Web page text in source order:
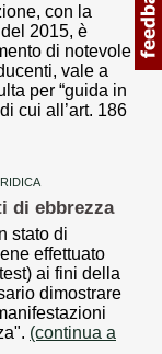
con la
2015, è
di notevole
vale a
per “guida in
cui all’art. 186
di ebbrezza
stato di
effettuato
ai fini della
dimostrare
(continua a